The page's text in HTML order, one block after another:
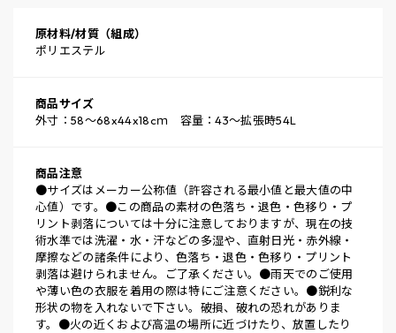
原材料/材質（組成）
ポリエステル
商品サイズ
外寸：58～68x44x18cｍ 容量：43～拡張時54L
商品注意
●サイズはメーカー公称値（許容される最小値と最大値の中
心値）です。●この商品の素材の色落ち・退色・色移り・プ
リント剥落については十分に注意しておりますが、現在の技
術水準では洗濯・水・汗などの多湿や、直射日光・赤外線・
摩擦などの諸条件により、色落ち・退色・色移り・プリント
剥落は避けられません。ご了承ください。●雨天でのご使用
や薄い色の衣服を着用の際は特にご注意ください。●鋭利な
形状の物を入れないで下さい。破損、破れの恐れがありま
す。●火の近くおよび高温の場所に近づけたり、放置したり